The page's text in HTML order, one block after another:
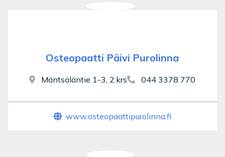
Osteopaatti Päivi Purolinna
Mäntsäläntie 1-3, 2.krs 044 3378 770
www.osteopaattipurolinna.fi